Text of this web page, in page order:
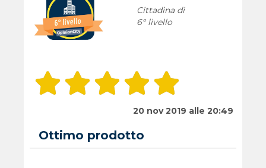
Cittadina di
6° livello
20 nov 2019 alle 20:49
Ottimo prodotto